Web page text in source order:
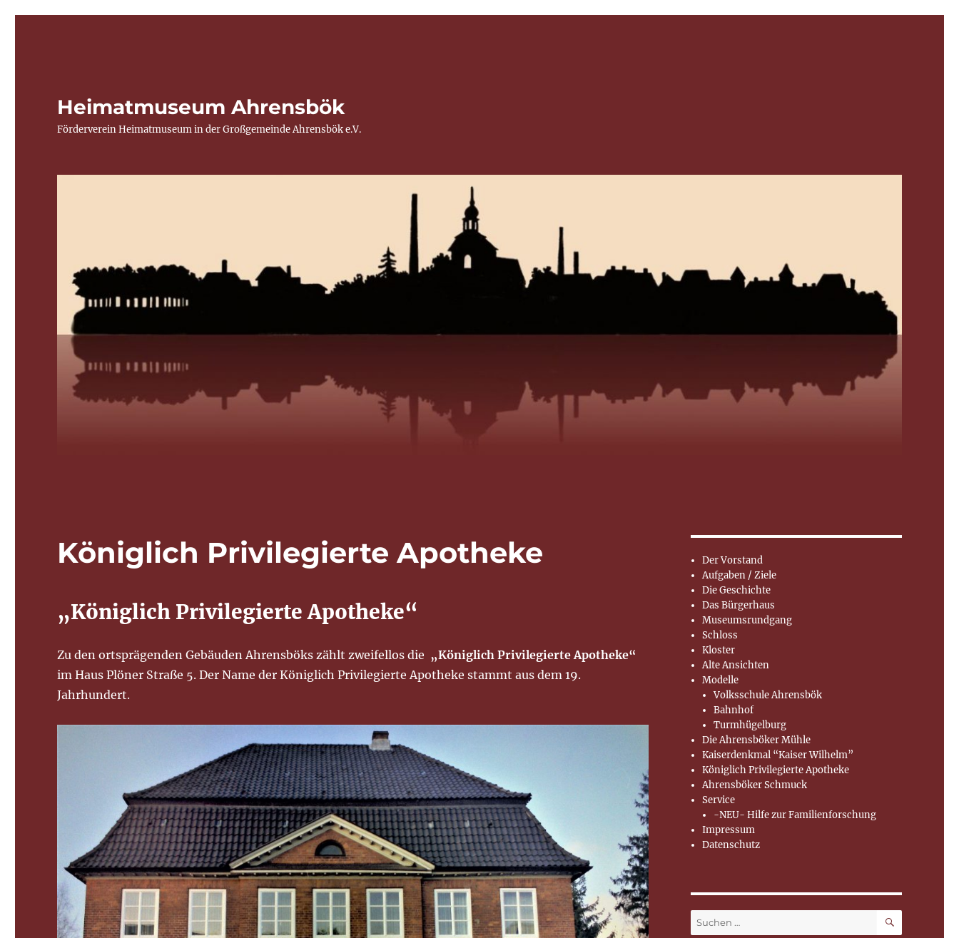
Heimatmuseum Ahrensbök
Förderverein Heimatmuseum in der Großgemeinde Ahrensbök e.V.
Königlich Privilegierte Apotheke
„Königlich Privilegierte Apotheke“
Zu den ortsprägenden Gebäuden Ahrensböks zählt zweifellos die „Königlich Privilegierte Apotheke“
im Haus Plöner Straße 5. Der Name der Königlich Privilegierte Apotheke stammt aus dem 19.
Jahrhundert.
Der Vorstand
Aufgaben / Ziele
Die Geschichte
Das Bürgerhaus
Museumsrundgang
Schloss
Kloster
Alte Ansichten
Modelle
Volksschule Ahrensbök
Bahnhof
Turmhügelburg
Die Ahrensböker Mühle
Kaiserdenkmal “Kaiser Wilhelm”
Königlich Privilegierte Apotheke
Ahrensböker Schmuck
Service
-NEU- Hilfe zur Familienforschung
Impressum
Datenschutz
Suchen
nach:
SUCHEN